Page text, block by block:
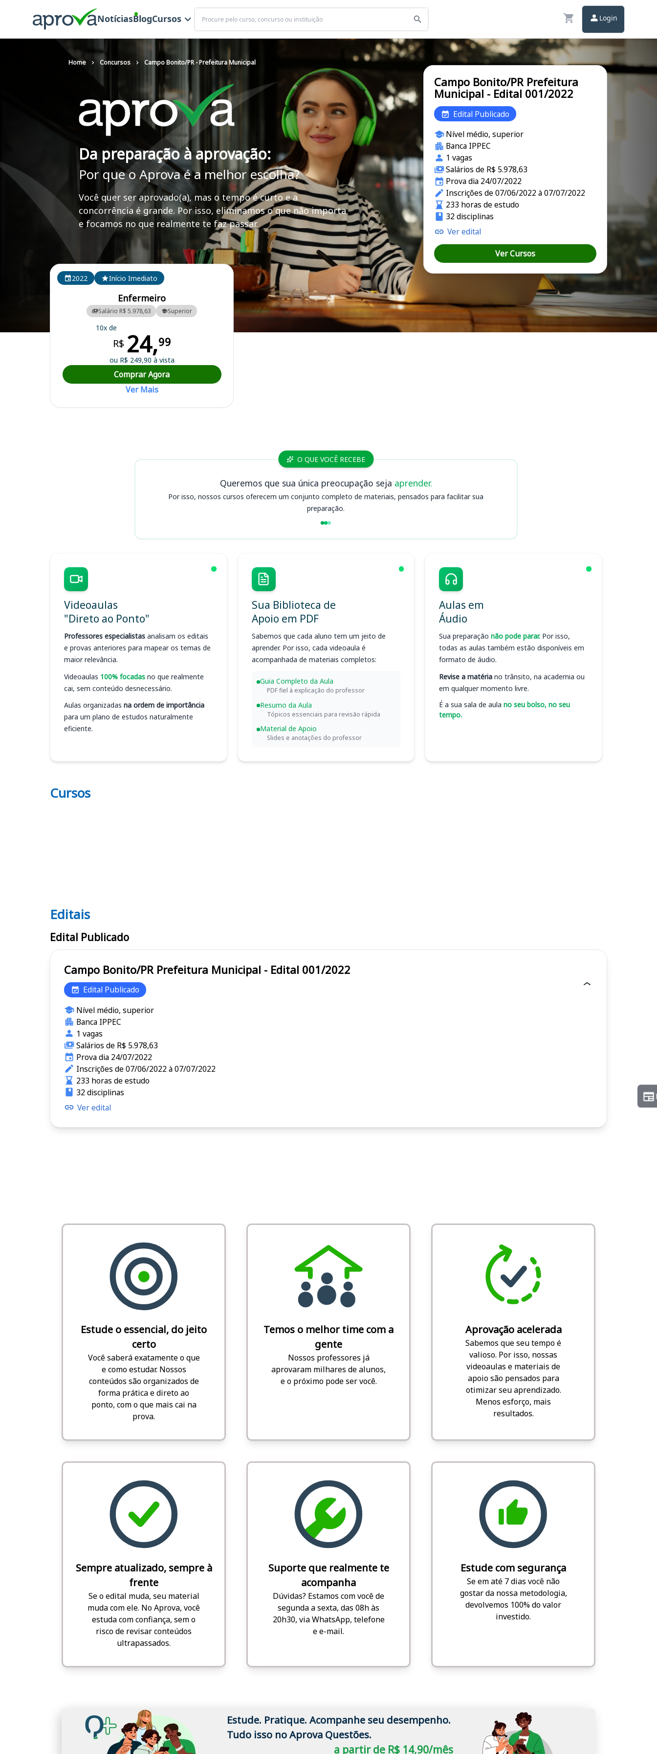
NotíciasBlogCursos
Buscar
Login
Home Concursos Campo Bonito/PR - Prefeitura Municipal
Da preparação à aprovação:
Por que o Aprova é a melhor escolha?
Você quer ser aprovado(a), mas o tempo é curto e a
concorrência é grande. Por isso, eliminamos o que não importa
e focamos no que realmente te faz passar.
Curso Preparatório para o Concurso Campo Bonito/PR - Prefeitura Municipal
Cursos em destaque para passar no concurso
2022
Início Imediato
Enfermeiro
Salário R$ 5.978,63 Superior
10x de
R$ 24,99
ou R$ 249,90 à vista
Comprar Agora
Ver Mais
Campo Bonito/PR Prefeitura
Municipal - Edital 001/2022
Edital Publicado
Nível médio, superior
Banca IPPEC
1 vagas
Salários de R$ 5.978,63
Prova dia 24/07/2022
Inscrições de 07/06/2022 à 07/07/2022
233 horas de estudo
32 disciplinas
Ver edital
Ver Cursos
O QUE VOCÊ RECEBE
Queremos que sua única preocupação seja aprender.
Por isso, nossos cursos oferecem um conjunto completo de materiais, pensados para facilitar sua
preparação.
Videoaulas
"Direto ao Ponto"
Professores especialistas analisam os editais
e provas anteriores para mapear os temas de
maior relevância.
Videoaulas 100% focadas no que realmente
cai, sem conteúdo desnecessário.
Aulas organizadas na ordem de importância
para um plano de estudos naturalmente
eficiente.
Sua Biblioteca de
Apoio em PDF
Sabemos que cada aluno tem um jeito de
aprender. Por isso, cada videoaula é
acompanhada de materiais completos:
Guia Completo da Aula
PDF fiel à explicação do professor
Resumo da Aula
Tópicos essenciais para revisão rápida
Material de Apoio
Slides e anotações do professor
Aulas em
Áudio
Sua preparação não pode parar. Por isso,
todas as aulas também estão disponíveis em
formato de áudio.
Revise a matéria no trânsito, na academia ou
em qualquer momento livre.
É a sua sala de aula no seu bolso, no seu
tempo.
Cursos
Editais
Editais
Edital Publicado
Campo Bonito/PR Prefeitura Municipal - Edital 001/2022
Edital Publicado
Nível médio, superior
Banca IPPEC
1 vagas
Salários de R$ 5.978,63
Prova dia 24/07/2022
Inscrições de 07/06/2022 à 07/07/2022
233 horas de estudo
32 disciplinas
Ver edital
Estude o essencial, do jeito
certo
Você saberá exatamente o que
e como estudar. Nossos
conteúdos são organizados de
forma prática e direto ao
ponto, com o que mais cai na
prova.
Temos o melhor time com a
gente
Nossos professores já
aprovaram milhares de alunos,
e o próximo pode ser você.
Aprovação acelerada
Sabemos que seu tempo é
valioso. Por isso, nossas
videoaulas e materiais de
apoio são pensados para
otimizar seu aprendizado.
Menos esforço, mais
resultados.
Sempre atualizado, sempre à
frente
Se o edital muda, seu material
muda com ele. No Aprova, você
estuda com confiança, sem o
risco de revisar conteúdos
ultrapassados.
Suporte que realmente te
acompanha
Dúvidas? Estamos com você de
segunda a sexta, das 08h às
20h30, via WhatsApp, telefone
e e-mail.
Estude com segurança
Se em até 7 dias você não
gostar da nossa metodologia,
devolvemos 100% do valor
investido.
Estude. Pratique. Acompanhe seu desempenho.
Tudo isso no Aprova Questões.
a partir de R$ 14,90/mês